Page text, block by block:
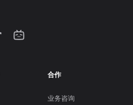
合作
业务咨询